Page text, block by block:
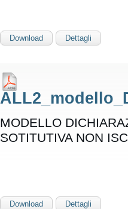
Download Dettagli
MODELLO
SOTITUTIVA NON
Download Dettagli